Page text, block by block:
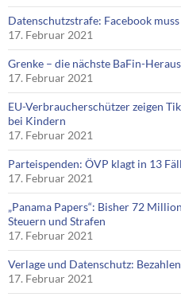
Datenschutzstrafe: Facebook
17. Februar 2021
Grenke – die nächste BaFin-
17. Februar 2021
EU-Verbraucherschützer zeigen
bei Kindern
17. Februar 2021
Parteispenden: ÖVP klagt in 13
17. Februar 2021
„Panama Papers“: Bisher 72
Steuern und Strafen
17. Februar 2021
Verlage und Datenschutz:
17. Februar 2021